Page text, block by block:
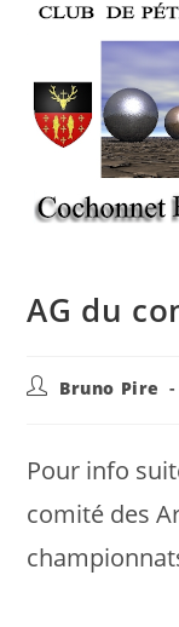
AG du
Auteur/autrice
Bruno Pire
Pour info
comité des